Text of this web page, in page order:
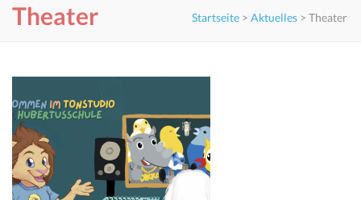
Theater Startseite > Aktuelles > Theater